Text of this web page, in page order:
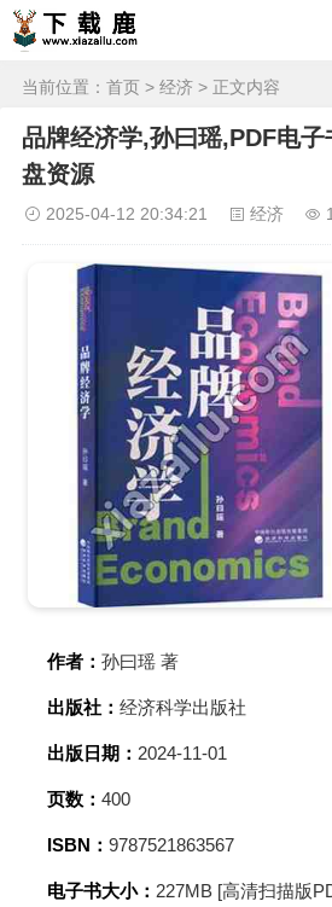
当前位置： 首页 > 经济 > 正文内容
品牌经济学,孙曰瑶,PDF电
盘资源
2025-04-12 20:34:21 经济
作者： 孙曰瑶 著
出版社： 经济科学出版社
出版日期： 2024-11-01
页数： 400
ISBN： 9787521863567
电子书大小： 227MB [高清扫描版